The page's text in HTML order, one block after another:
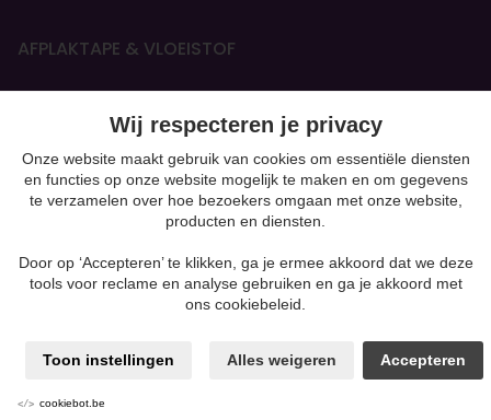
AFPLAKTAPE & VLOEISTOF
HANDBOEKEN & OEFENSCHRIFTEN
Figurines
BOETSEREN & GIETEN
Silk Foam & Silk Clay
Papiermaché
Kaarsen & Zeep maken
moulding
Powertex & andere mixed media
Wij respecteren je privacy
Onze website maakt gebruik van cookies om essentiële diensten
en functies op onze website mogelijk te maken en om gegevens
te verzamelen over hoe bezoekers omgaan met onze website,
producten en diensten.
Door op ‘Accepteren’ te klikken, ga je ermee akkoord dat we deze
tools voor reclame en analyse gebruiken en ga je akkoord met
ons cookiebeleid.
Toon instellingen Alles weigeren Accepteren
cookiebot.be